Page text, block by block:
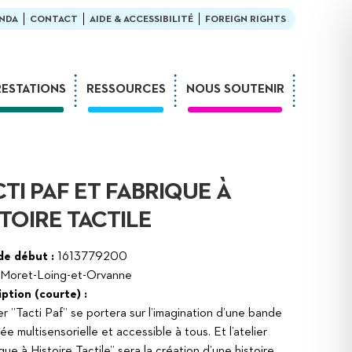
CONTACT AIDE & ACCESSIBILITÉ FOREIGN RIGHTS
Sur-mesure
Webinaires
RESSOURCES
LDQR au musée
LDQR en EHPAD
Projets de recherche
Réaliser soi-même
NOUS SOUTENIR
PAF ET FABRIQUE À
TACTILE
début : 1613779200
Moret-Loing-et-Orvanne
(courte) :
”Tacti Paf” se portera sur l’imagination d’une bande
multisensorielle et accessible à tous. Et l’atelier